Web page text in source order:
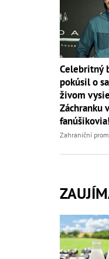
Celebritný
pokúsil o
živom
Záchranku
fanúšikovia!
Zahraniční